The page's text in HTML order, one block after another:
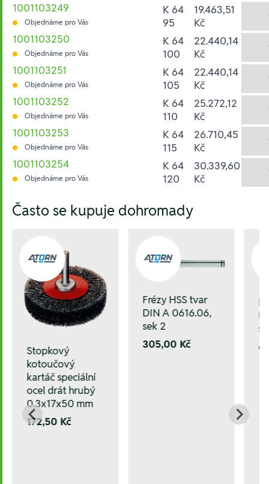
1001103249
Objednáme pro Vás
K 64
95
19.463,51
Kč
1001103250
Objednáme pro Vás
K 64
100
22.440,14
Kč
1001103251
Objednáme pro Vás
K 64
105
22.440,14
Kč
1001103252
Objednáme pro Vás
K 64
110
25.272,12
Kč
1001103253
Objednáme pro Vás
K 64
115
26.710,45
Kč
1001103254
Objednáme pro Vás
K 64
120
30.339,60
Kč
Často se kupuje dohromady
Stopkový
kotoučový
kartáč speciální
ocel drát hrubý
0.3x17x50 mm
172,50 Kč
Frézy HSS tvar
DIN A 0616.06,
sek 2
305,00 Kč